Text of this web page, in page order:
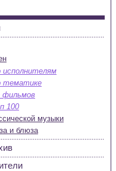
исполнителям
тематике
фильмов
100
музыки
и блюза